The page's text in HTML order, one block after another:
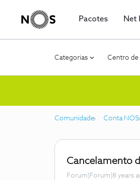
Pacotes Net
Categorias Centro de
Comunidade Conta NOS
Cancelamento
Forum|Forum|8 years